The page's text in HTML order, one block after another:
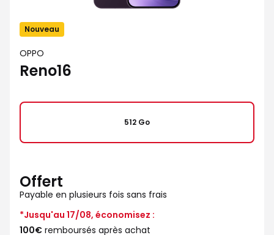
Nouveau
OPPO
Reno16
512 Go
Offert
Payable en plusieurs fois sans frais
*Jusqu'au 17/08, économisez :
100€ remboursés après achat